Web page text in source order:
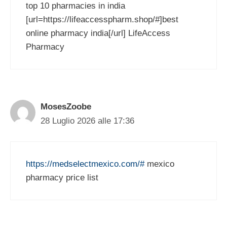
top 10 pharmacies in india
[url=https://lifeaccesspharm.shop/#]best
online pharmacy india[/url] LifeAccess
Pharmacy
MosesZoobe
28 Luglio 2026 alle 17:36
https://medselectmexico.com/#mexico
pharmacy price list